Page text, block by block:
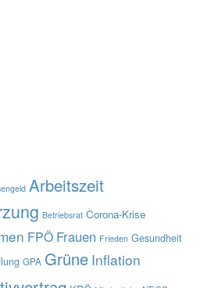
Arbeitszeit
Betriebsrat Corona-Krise
FPÖ Frauen Frieden Gesundheit
GPA Grüne Inflation